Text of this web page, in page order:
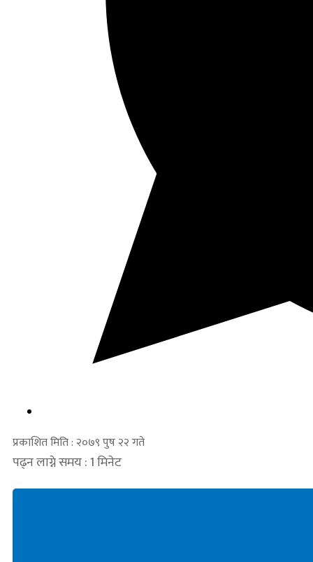
प्रकाशित मिति : २०७९ पुष २२ गते
पढ्न लाग्ने समय : 1 मिनेट